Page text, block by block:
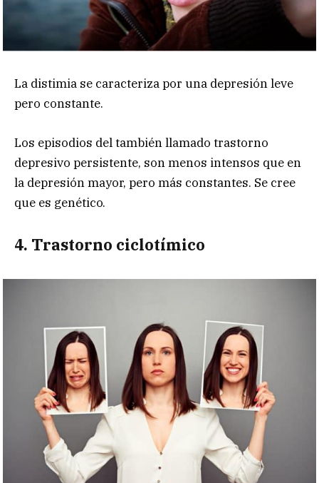
La distimia se caracteriza por una depresión leve
pero constante.
Los episodios del también llamado trastorno
depresivo persistente, son menos intensos que en
la depresión mayor, pero más constantes. Se cree
que es genético.
4. Trastorno ciclotímico